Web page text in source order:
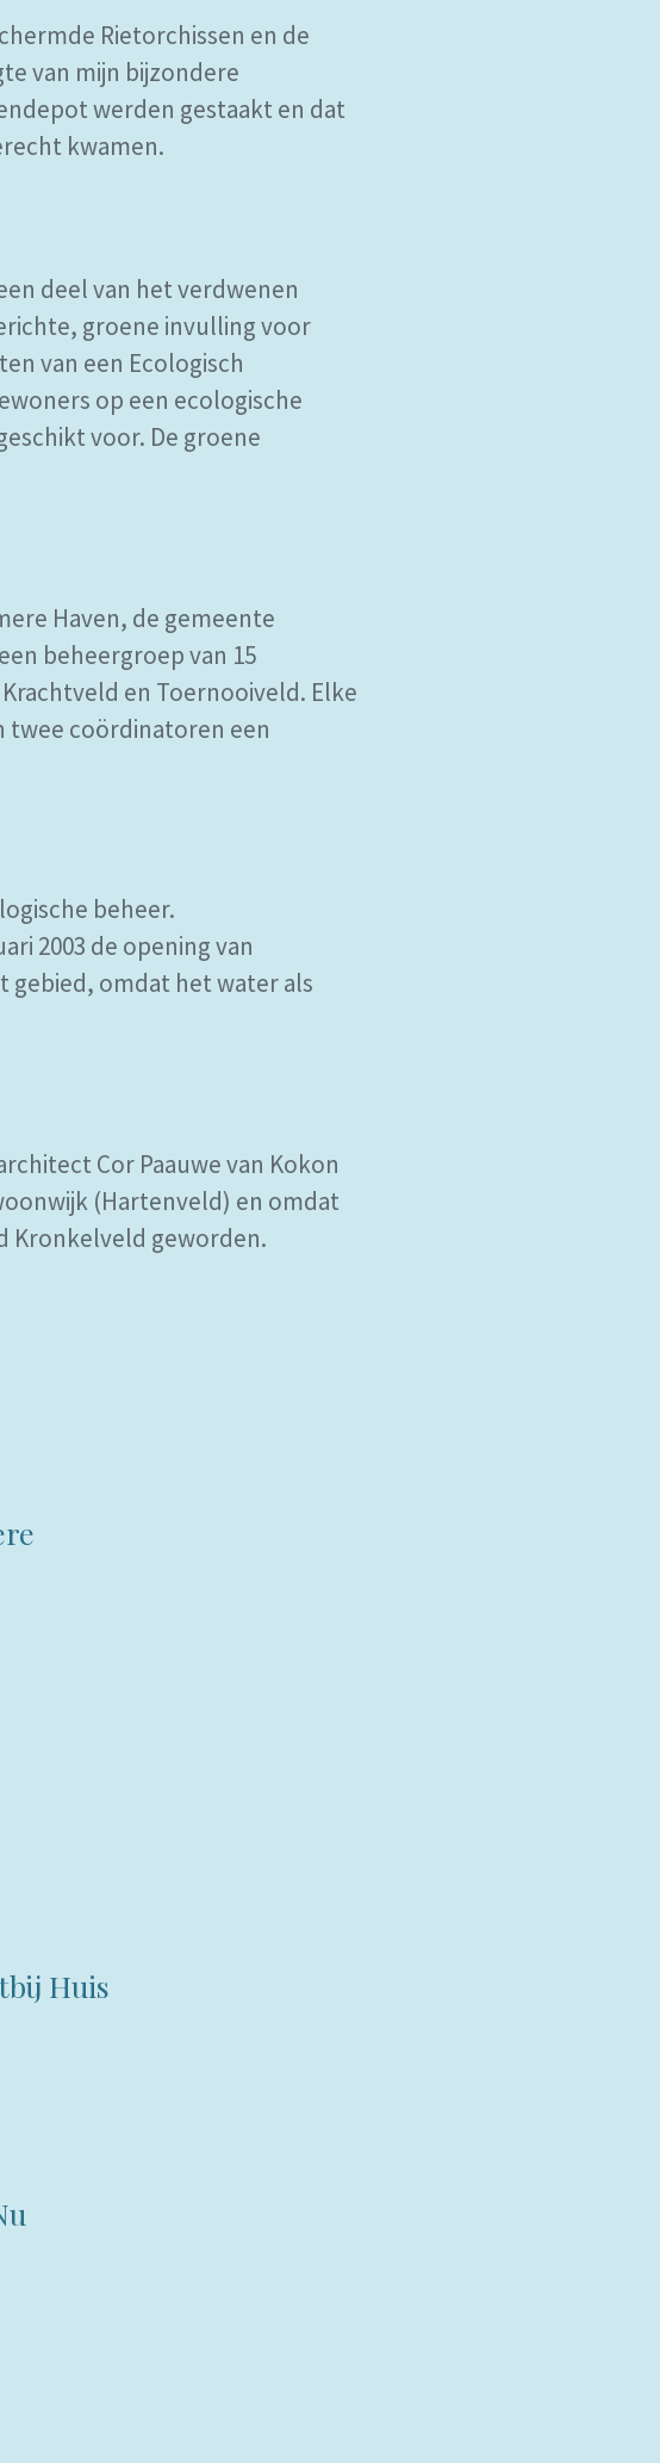
Rietorchissen en de
van mijn bijzondere
werden gestaakt en dat
kwamen.
deel van het verdwenen
groene invulling voor
van een Ecologisch
op een ecologische
voor. De groene
Haven, de gemeente
beheergroep van 15
en Toernooiveld. Elke
twee coördinatoren een
beheer.
2003 de opening van
gebied, omdat het water als
Cor Paauwe van Kokon
(Hartenveld) en omdat
Kronkelveld geworden.
Huis